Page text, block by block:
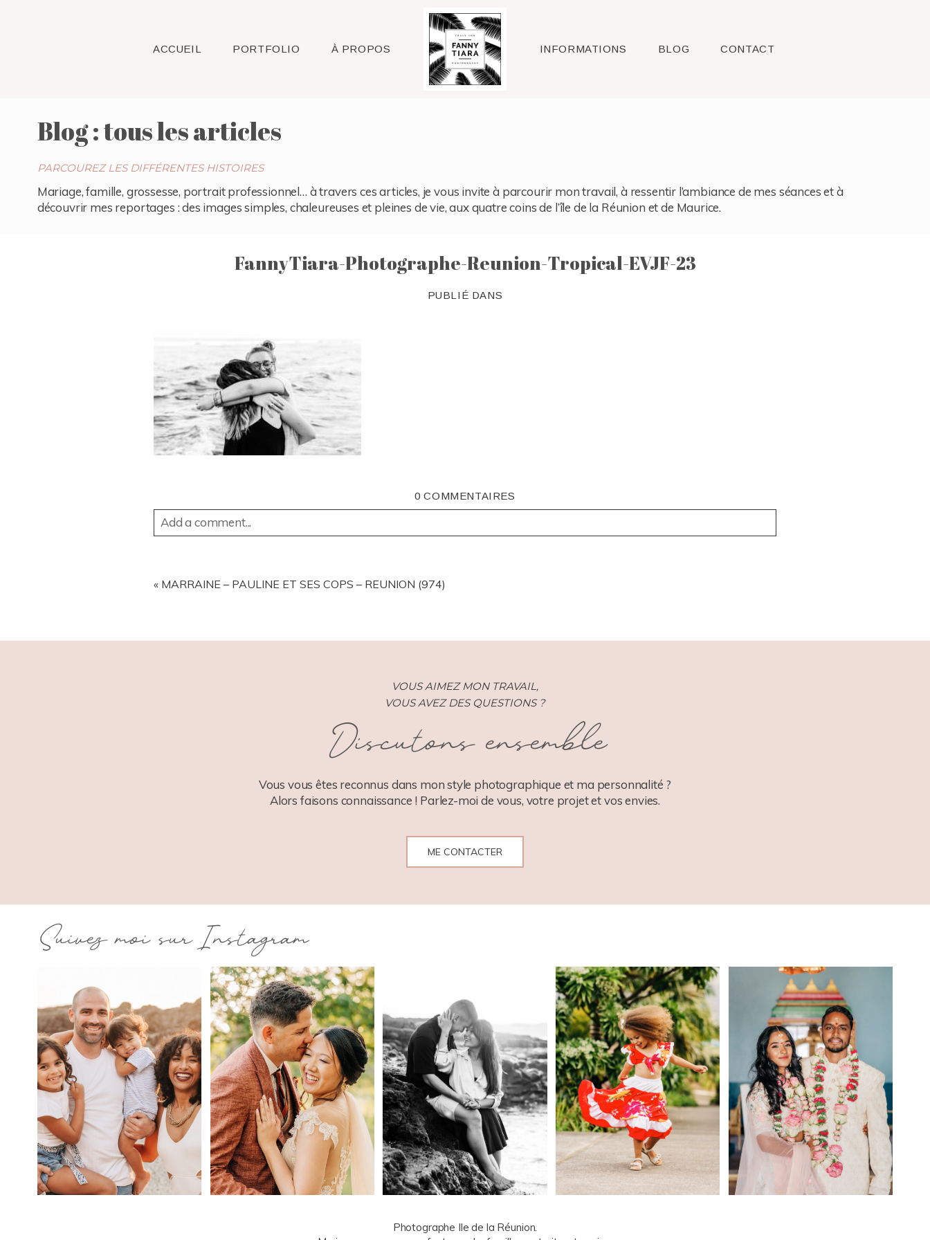
ACCUEIL PORTFOLIO À PROPOS Raleigh INFORMATIONS BLOG CONTACT
Blog : tous les articles
PARCOUREZ LES DIFFÉRENTES HISTOIRES
Mariage, famille, grossesse, portrait professionnel… à travers ces articles, je vous invite à parcourir mon travail, à ressentir l’ambiance de mes séances et à
découvrir mes reportages : des images simples, chaleureuses et pleines de vie, aux quatre coins de l’île de la Réunion et de Maurice.
FannyTiara-Photographe-Reunion-Tropical-EVJF-23
PUBLIÉ DANS
0 COMMENTAIRES
Add a comment...
« MARRAINE – PAULINE ET SES COPS – REUNION (974)
VOUS AIMEZ MON TRAVAIL,
VOUS AVEZ DES QUESTIONS ?
Discutons ensemble
Vous vous êtes reconnus dans mon style photographique et ma personnalité ?
Alors faisons connaissance ! Parlez-moi de vous, votre projet et vos envies.
ME CONTACTER
Suivez moi sur Instagram
Photographe Ile de la Réunion.